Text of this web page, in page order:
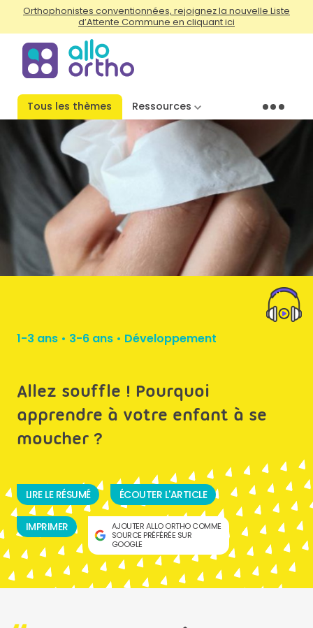
Orthophonistes conventionnées, rejoignez la nouvelle Liste
d’Attente Commune en cliquant ici
Tous les thèmes Ressources Menu
1-3 ans • 3-6 ans • Développement
Allez souffle ! Pourquoi
apprendre à votre enfant à se
moucher ?
LIRE LE RÉSUMÉ ÉCOUTER L'ARTICLE
IMPRIMER
AJOUTER ALLO ORTHO COMME
SOURCE PRÉFÉRÉE SUR
GOOGLE